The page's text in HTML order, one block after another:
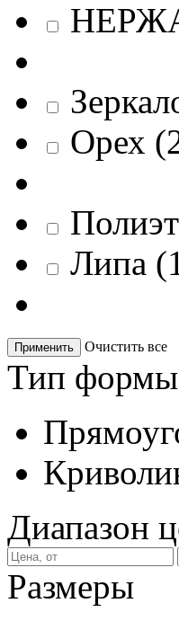
Орех (
Липа (
Применить Очистить все
Тип формы
Диапазон
Размеры